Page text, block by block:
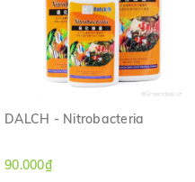
DALCH - Nitrobacteria
90.000₫